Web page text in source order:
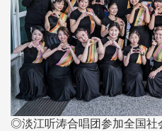
◎淡江听涛合唱团参加全国社